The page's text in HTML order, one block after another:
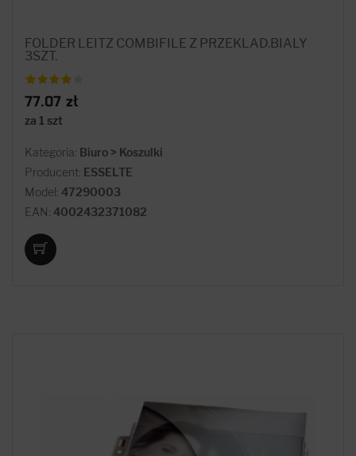
FOLDER LEITZ COMBIFILE Z PRZEKLAD.BIALY
3SZT.
77.07 zł
za 1 szt
Kategoria: Biuro > Koszulki
Producent: ESSELTE
Model: 47290003
EAN: 4002432371082